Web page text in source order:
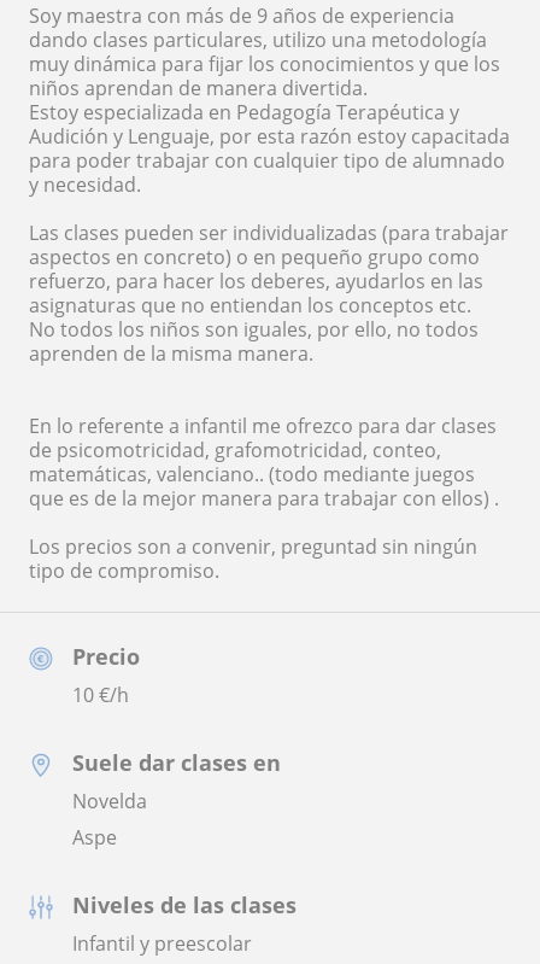
Precio
10€/h
Suele dar clases en
Novelda
Aspe
Niveles de las clases
Infantil y preescolar
Soy maestra con más de 9 años de experiencia
dando clases particulares, utilizo una metodología
muy dinámica para fijar los conocimientos y que los
niños aprendan de manera divertida.
Estoy especializada en Pedagogía Terapéutica y
Audición y Lenguaje, por esta razón estoy capacitada
para poder trabajar con cualquier tipo de alumnado
y necesidad.
Las clases pueden ser individualizadas (para trabajar
aspectos en concreto) o en pequeño grupo como
refuerzo, para hacer los deberes, ayudarlos en las
asignaturas que no entiendan los conceptos etc.
No todos los niños son iguales, por ello, no todos
aprenden de la misma manera.
En lo referente a infantil me ofrezco para dar clases
de psicomotricidad, grafomotricidad, conteo,
matemáticas, valenciano.. (todo mediante juegos
que es de la mejor manera para trabajar con ellos) .
Los precios son a convenir, preguntad sin ningún
tipo de compromiso.